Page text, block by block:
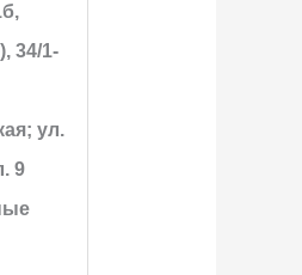
34/1-
ул.
9